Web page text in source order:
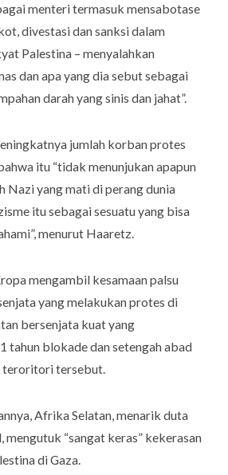
menteri termasuk mensabotase
divestasi dan sanksi dalam
Palestina – menyalahkan
dan apa yang dia sebut sebagai
darah yang sinis dan jahat”.
jumlah korban protes
itu “tidak menunjukan apapun
Nazi yang mati di perang dunia
itu sebagai sesuatu yang bisa
menurut Haaretz.
mengambil kesamaan palsu
yang melakukan protes di
bersenjata kuat yang
tahun blokade dan setengah abad
teroritori tersebut.
Afrika Selatan, menarik duta
mengutuk “sangat keras” kekerasan
di Gaza.